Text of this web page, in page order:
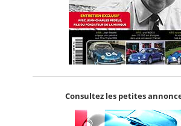
Consultez les petites